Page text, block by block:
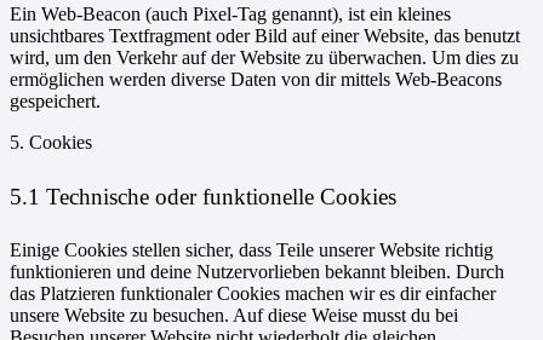
Ein Web-Beacon (auch Pixel-Tag genannt), ist ein kleines
unsichtbares Textfragment oder Bild auf einer Website, das benutzt
wird, um den Verkehr auf der Website zu überwachen. Um dies zu
ermöglichen werden diverse Daten von dir mittels Web-Beacons
gespeichert.
5. Cookies
5.1 Technische oder funktionelle Cookies
Einige Cookies stellen sicher, dass Teile unserer Website richtig
funktionieren und deine Nutzervorlieben bekannt bleiben. Durch
das Platzieren funktionaler Cookies machen wir es dir einfacher
unsere Website zu besuchen. Auf diese Weise musst du bei